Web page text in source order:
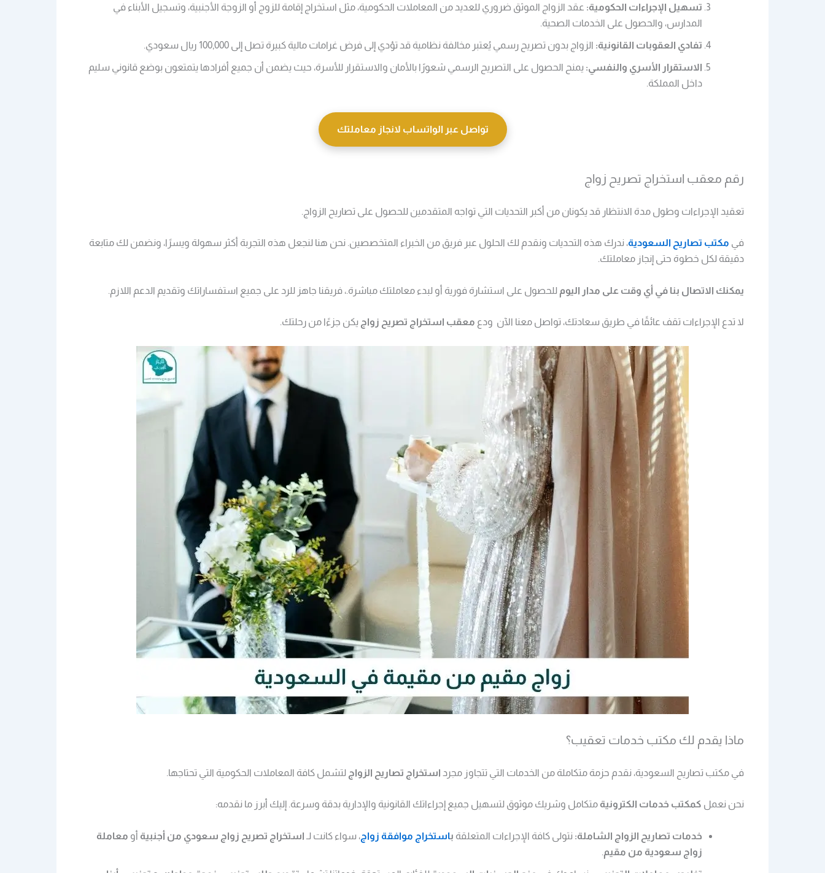
تسهيل الإجراءات الحكومية: عقد الزواج الموثق ضروري للعديد من المعاملات الحكومية، مثل استخراج إقامة للزوج أو الزوجة الأجنبية، وتسجيل الأبناء في
المدارس، والحصول على الخدمات الصحية.
تفادي العقوبات القانونية: الزواج بدون تصريح رسمي يُعتبر مخالفة نظامية قد تؤدي إلى فرض غرامات مالية كبيرة تصل إلى 100,000 ريال سعودي.
الاستقرار الأسري والنفسي: يمنح الحصول على التصريح الرسمي شعورًا بالأمان والاستقرار للأسرة، حيث يضمن أن جميع أفرادها يتمتعون بوضع قانوني سليم
داخل المملكة.
تواصل عبر الواتساب لانجاز معاملتك
رقم معقب استخراج تصريح زواج
تعقيد الإجراءات وطول مدة الانتظار قد يكونان من أكبر التحديات التي تواجه المتقدمين للحصول على تصاريح الزواج.
في مكتب تصاريح السعودية، ندرك هذه التحديات ونقدم لك الحلول عبر فريق من الخبراء المتخصصين. نحن هنا لنجعل هذه التجربة أكثر سهولة ويسرًا، ونضمن لك متابعة
دقيقة لكل خطوة حتى إنجاز معاملتك.
يمكنك الاتصال بنا في أي وقت على مدار اليوم للحصول على استشارة فورية أو لبدء معاملتك مباشرة.، فريقنا جاهز للرد على جميع استفساراتك وتقديم الدعم اللازم.
لا تدع الإجراءات تقف عائقًا في طريق سعادتك، تواصل معنا الآن ودع معقب استخراج تصريح زواج يكن جزءًا من رحلتك.
ماذا يقدم لك مكتب خدمات تعقيب؟
في مكتب تصاريح السعودية، نقدم حزمة متكاملة من الخدمات التي تتجاوز مجرد استخراج تصاريح الزواج لتشمل كافة المعاملات الحكومية التي تحتاجها.
نحن نعمل كمكتب خدمات الكترونية متكامل وشريك موثوق لتسهيل جميع إجراءاتك القانونية والإدارية بدقة وسرعة. إليك أبرز ما نقدمه:
خدمات تصاريح الزواج الشاملة: نتولى كافة الإجراءات المتعلقة باستخراج موافقة زواج، سواء كانت لـ استخراج تصريح زواج سعودي من أجنبية أو معاملة
زواج سعودية من مقيم.